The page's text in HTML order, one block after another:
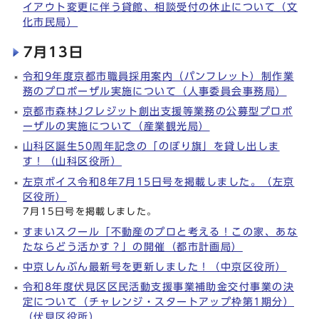
イアウト変更に伴う貸館、相談受付の休止について（文
化市民局）
7月13日
令和9年度京都市職員採用案内（パンフレット）制作業
務のプロポーザル実施について（人事委員会事務局）
京都市森林Jクレジット創出支援等業務の公募型プロポ
ーザルの実施について（産業観光局）
山科区誕生50周年記念の「のぼり旗」を貸し出しま
す！（山科区役所）
左京ボイス令和8年7月15日号を掲載しました。（左京
区役所）
7月15日号を掲載しました。
すまいスクール「不動産のプロと考える！この家、あな
たならどう活かす？」の開催（都市計画局）
中京しんぶん最新号を更新しました！（中京区役所）
令和8年度伏見区区民活動支援事業補助金交付事業の決
定について（チャレンジ・スタートアップ枠第1期分）
（伏見区役所）